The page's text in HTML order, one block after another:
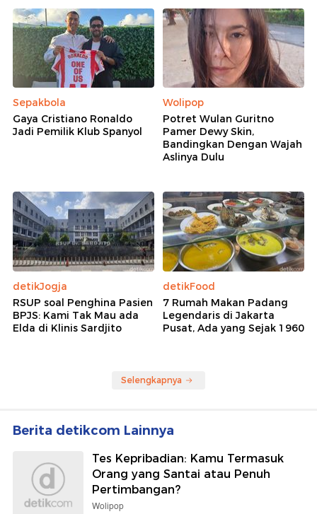
Sepakbola
Gaya Cristiano Ronaldo
Jadi Pemilik Klub Spanyol
Wolipop
Potret Wulan Guritno
Pamer Dewy Skin,
Bandingkan Dengan Wajah
Aslinya Dulu
detikJogja
RSUP soal Penghina Pasien
BPJS: Kami Tak Mau ada
Elda di Klinis Sardjito
detikFood
7 Rumah Makan Padang
Legendaris di Jakarta
Pusat, Ada yang Sejak 1960
Selengkapnya
Berita detikcom Lainnya
Tes Kepribadian: Kamu Termasuk
Orang yang Santai atau Penuh
Pertimbangan?
Wolipop